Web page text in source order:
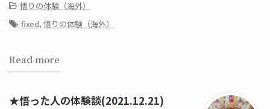
-悟りの体験（海外）
-fixed, 悟りの体験（海外）
Read more
★悟った人の体験談(2021.12.21)